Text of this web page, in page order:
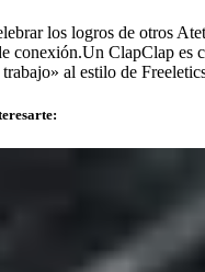
los logros de otros
conexión.Un ClapClap es
al estilo de